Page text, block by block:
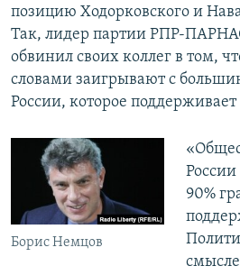
позицию Ходорковского и
Так, лидер партии РПР-
обвинил своих коллег в том,
словами заигрывают с
России, которое
Борис Немцов
России
90%